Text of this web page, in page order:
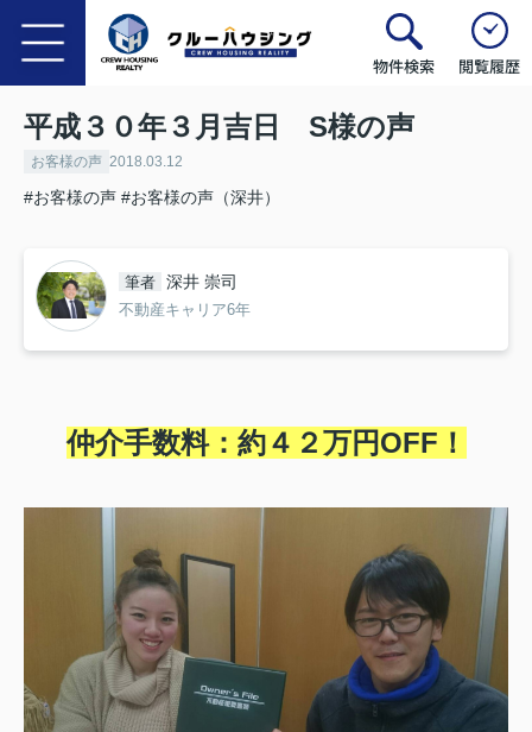
物件検索 閲覧履歴
平成３０年３月吉日 S様の声
お客様の声 2018.03.12
#お客様の声 #お客様の声（深井）
筆者 深井 崇司
不動産キャリア6年
仲介手数料：約４２万円OFF！